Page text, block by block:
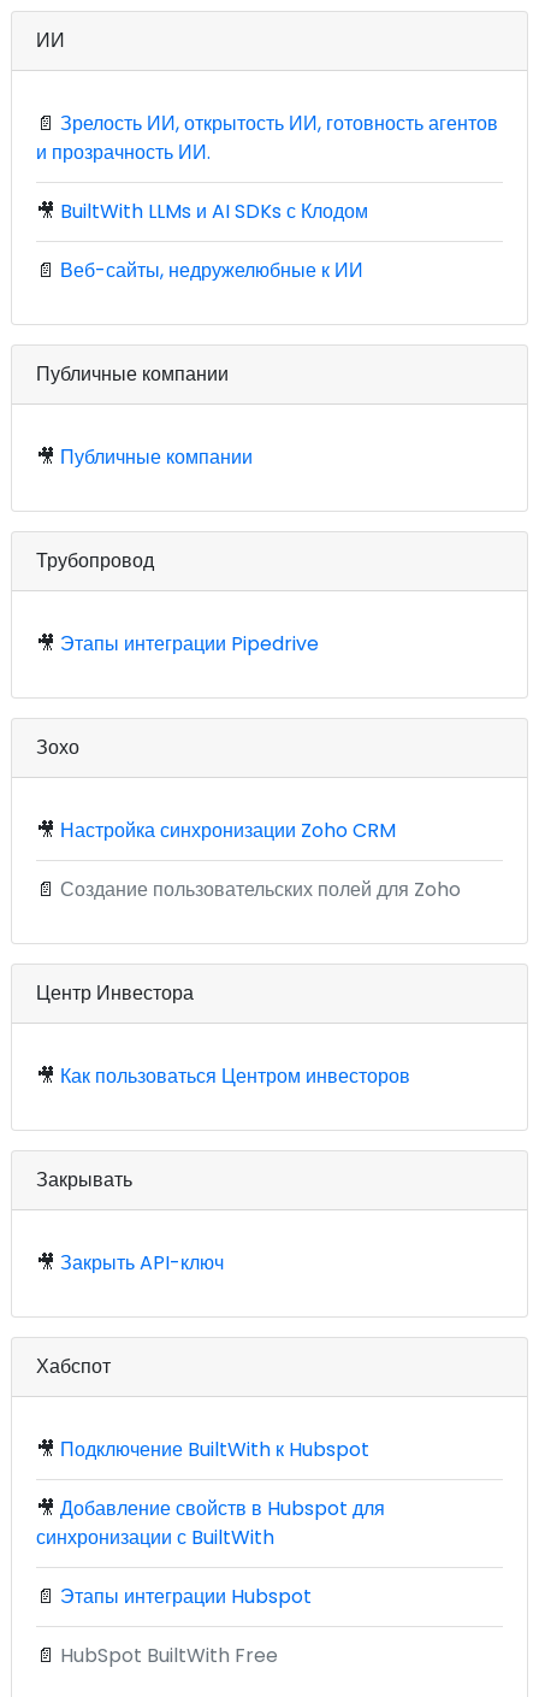
ИИ
📄 Зрелость ИИ, открытость ИИ, готовность агентов
и прозрачность ИИ.
🎥 BuiltWith LLMs и AI SDKs с Клодом
📄 Веб-сайты, недружелюбные к ИИ
Публичные компании
🎥 Публичные компании
Трубопровод
🎥 Этапы интеграции Pipedrive
Зохо
🎥 Настройка синхронизации Zoho CRM
📄 Создание пользовательских полей для Zoho
Центр Инвестора
🎥 Как пользоваться Центром инвесторов
Закрывать
🎥 Закрыть API-ключ
Хабспот
🎥 Подключение BuiltWith к Hubspot
🎥 Добавление свойств в Hubspot для
синхронизации с BuiltWith
📄 Этапы интеграции Hubspot
📄 HubSpot BuiltWith Free